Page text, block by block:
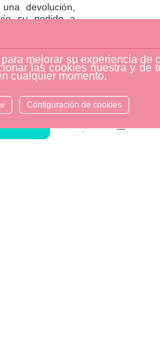
mejorar su experiencia de
las cookies nuestra y de
cualquier momento.
Configuración de cookies
devolución,
su pedido a
cercana.
AL CLIENTE
no dudes
por medio de
al número